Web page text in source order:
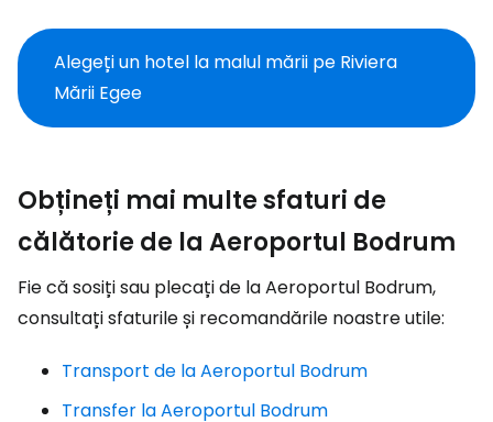
Alegeți un hotel la malul mării pe Riviera
Mării Egee
Obțineți mai multe sfaturi de
călătorie de la Aeroportul Bodrum
Fie că sosiți sau plecați de la Aeroportul Bodrum,
consultați sfaturile și recomandările noastre utile:
Transport de la Aeroportul Bodrum
Transfer la Aeroportul Bodrum